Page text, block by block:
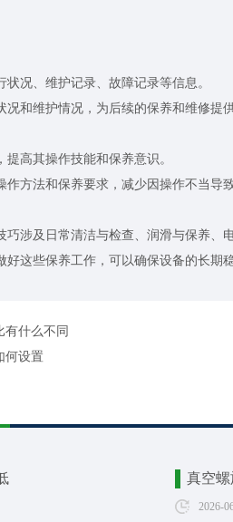
况、维护记录、故障记录等信息。
维护情况，为后续的保养和维修提供
高其操作技能和保养意识。
法和保养要求，减少因操作不当导致
及日常清洁与检查、润滑与保养、
这些保养工作，可以确保设备的长期
什么不同
何设置
真空
2026-